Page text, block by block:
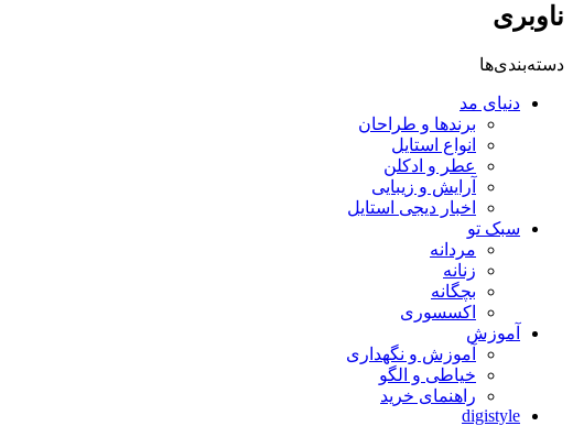
ناوبری
دسته‌بندی‌ها
دنیای مد
برندها و طراحان
انواع استایل
عطر و ادکلن
آرایش و زیبایی
اخبار دیجی استایل
سبک تو
مردانه
زنانه
بچگانه
اکسسوری
آموزش
آموزش و نگهداری
خیاطی و الگو
راهنمای خرید
digistyle